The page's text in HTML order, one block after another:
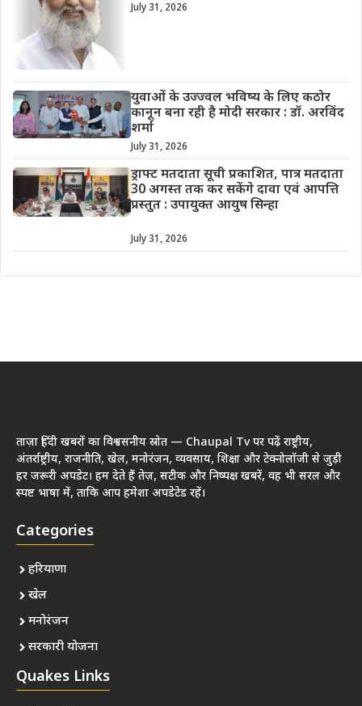
July 31, 2026
युवाओं के उज्ज्वल भविष्य के लिए कठोर
कानून बना रही है मोदी सरकार : डॉ. अरविंद
शर्मा
July 31, 2026
ड्राफ्ट मतदाता सूची प्रकाशित, पात्र मतदाता
30 अगस्त तक कर सकेंगे दावा एवं आपत्ति
प्रस्तुत : उपायुक्त आयुष सिन्हा
July 31, 2026
ताज़ा हिंदी खबरों का विश्वसनीय स्रोत — Chaupal Tv पर पढ़ें राष्ट्रीय,
अंतर्राष्ट्रीय, राजनीति, खेल, मनोरंजन, व्यवसाय, शिक्षा और टेक्नोलॉजी से जुड़ी
हर जरूरी अपडेट। हम देते हैं तेज़, सटीक और निष्पक्ष खबरें, वह भी सरल और
स्पष्ट भाषा में, ताकि आप हमेशा अपडेटेड रहें।
Categories
हरियाणा
खेल
मनोरंजन
सरकारी योजना
Quakes Links